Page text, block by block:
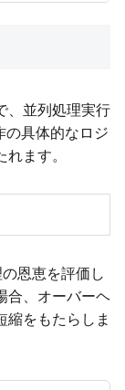
、並列処理実行
の具体的なロジ
ます。
恩恵を評価し
合、オーバーヘ
縮をもたらしま